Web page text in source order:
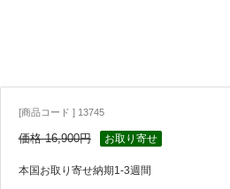
[商品コード ] 13745
価格 16,900円 お取り寄せ
本国お取り寄せ納期1-3週間